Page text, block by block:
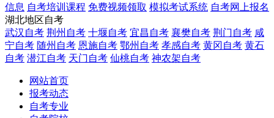
信息 自考培训课程 免费视频领取 模拟考试系统 自考网上报名
湖北地区自考
武汉自考 荆州自考 十堰自考 宜昌自考 襄樊自考 荆门自考 咸
宁自考 随州自考 恩施自考 鄂州自考 孝感自考 黄冈自考 黄石
自考 潜江自考 天门自考 仙桃自考 神农架自考
网站首页
报考动态
自考专业